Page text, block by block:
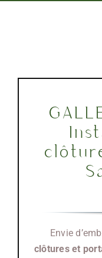
Envie
clôtures et